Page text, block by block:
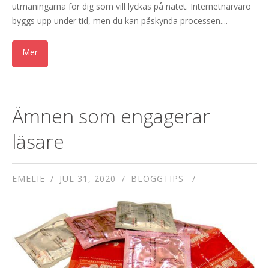
utmaningarna för dig som vill lyckas på nätet. Internetnärvaro
byggs upp under tid, men du kan påskynda processen....
Ämnen som engagerar
läsare
EMELIE JUL 31, 2020 BLOGGTIPS